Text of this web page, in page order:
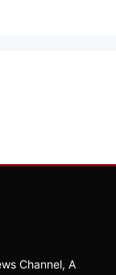
Channel, A